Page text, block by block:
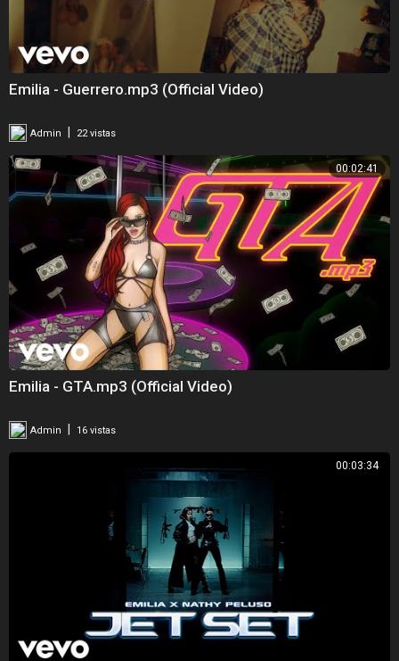
Emilia - Guerrero.mp3 (Official Video)
Admin 22 vistas
00:02:41
Emilia - GTA.mp3 (Official Video)
Admin | 16 vistas
00:03:34